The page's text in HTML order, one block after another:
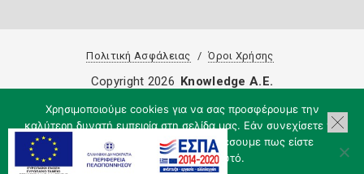
Πολιτική Ασφάλειας Όροι Χρήσης
Χρησιμοποιούμε cookies για να σας προσφέρουμε την
καλύτερη δυνατή εμπειρία στη σελίδα μας. Εάν συνεχίσετε να
χρησιμοποιείτε τη σελίδα, θα υποθέσουμε πως είστε
ικανοποιημένοι με αυτό.
Copyright 2026 Knowledge A.E.